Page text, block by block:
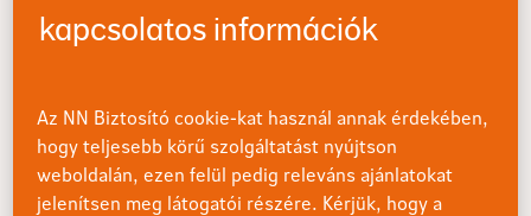
Kockázatviselés kezdete
kapcsolatos információk
Az NN Biztosító cookie-kat használ annak érdekében,
hogy teljesebb körű szolgáltatást nyújtson
weboldalán, ezen felül pedig releváns ajánlatokat
jelenítsen meg látogatói részére. Kérjük, hogy a